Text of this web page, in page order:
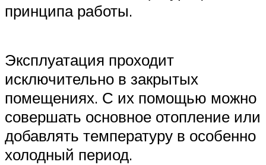
принципа работы.
Эксплуатация проходит
исключительно в закрытых
помещениях. С их помощью можно
совершать основное отопление или
добавлять температуру в особенно
холодный период.